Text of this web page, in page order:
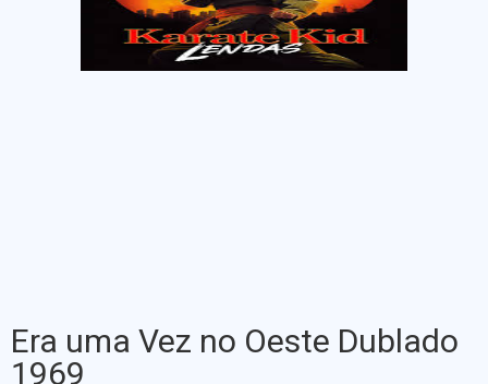
Era uma Vez no Oeste Dublado
1969